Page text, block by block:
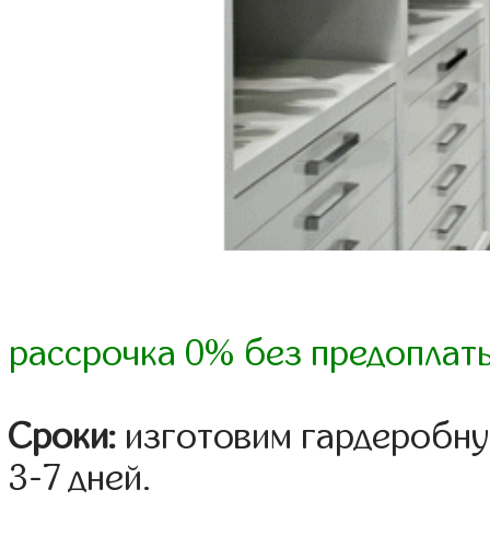
рассрочка 0% без
Сроки: изготовим
3-7 дней.